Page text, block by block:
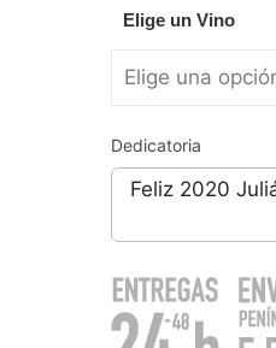
Elige un Vino
Dedicatoria